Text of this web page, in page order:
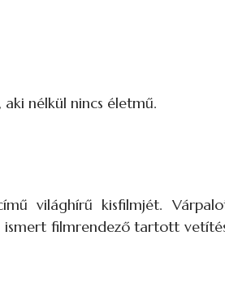
nélkül nincs életmű.
világhírű kisfilmjét.
filmrendező tartott